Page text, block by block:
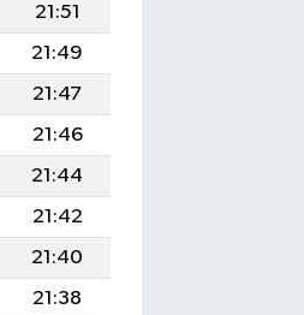
21:51
21:49
21:47
21:46
21:44
21:42
21:40
21:38